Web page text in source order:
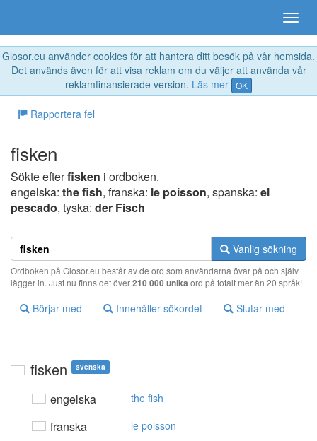
Glosor.eu använder cookies för att hantera ditt besök på vår hemsida.
Det används även för att visa reklam om du väljer att använda vår
reklamfinansierade version. Läs mer OK
Rapportera fel
fisken
Sökte efterfisken i ordboken.
engelska: the fish, franska: le poisson, spanska: el
pescado, tyska: der Fisch
Vanlig sökning
Ordboken på Glosor.eu består av de ord som användarna övar på och själv
lägger in. Just nu finns det över210 000 unika ord på totalt mer än 20 språk!
Börjar med Innehåller sökordet Slutar med
fisken svenska
engelska the fish
franska le poisson